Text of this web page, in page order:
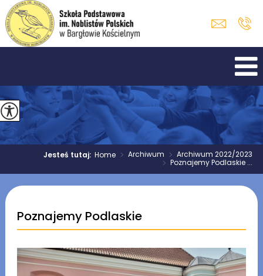
Jesteś tutaj:Home > Archiwum > Archiwum 2022/2023
> Poznajemy Podlaskie ...
Poznajemy Podlaskie